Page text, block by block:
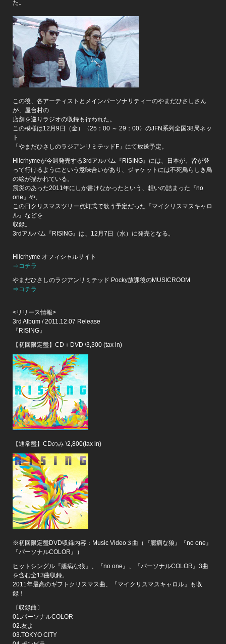
た。
この後、各アーティストとメインパーソナリティーのやまだひさしさん
が、屋台村の
店舗を巡りラジオの収録も行われた。
この模様は12月9日（金）〈25：00 ～ 29：00〉のJFN系列全国38局ネッ
ト
「やまだひさしのラジアンリミテッドF」にて放送予定。
Hilcrhymeが今週発売する3rdアルバム『RISING』には、日本が、皆が登
って行けるようにという意味合いがあり、ジャケットには不死鳥らしき鳥
の絵が描かれている。
震災のあった2011年にしか書けなかったという、想いの詰まった『no
one』や、
この日クリスマスツリー点灯式で歌う予定だった『マイクリスマスキャロ
ル』などを
収録。
3rdアルバム『RISING』は、12月7日（水）に発売となる。
Hilcrhyme オフィシャルサイト
⇒コチラ
やまだひさしのラジアンリミテッド Pocky放課後のMUSICROOM
⇒コチラ
<リリース情報>
3rd Album / 2011.12.07 Release
『RISING』
【初回限定盤】CD＋DVD \3,300 (tax in)
【通常盤】CDのみ \2,800(tax in)
※初回限定盤DVD収録内容：Music Video３曲（『臆病な狼』『no one』
『パーソナルCOLOR』）
ヒットシングル『臆病な狼』、『no one』、『パーソナルCOLOR』3曲
を含む全13曲収録。
2011年最高のギフトクリスマス曲、『マイクリスマスキャロル』も収
録！
〔収録曲〕
01.パーソナルCOLOR
02.友よ
03.TOKYO CITY